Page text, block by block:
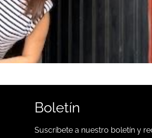
Boletín
Suscríbete a nuestro boletín y